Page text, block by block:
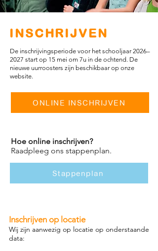
INSCHRIJVEN
De inschrijvingsperiode voor het schooljaar 2026–
2027 start op 15 mei om 7u in de ochtend. De
nieuwe uurroosters zijn beschikbaar op onze
website.
ONLINE INSCHRIJVEN
Hoe online inschrijven?
Raadpleeg ons stappenplan.
Stappenplan
Inschrijven op locatie
Wij zijn aanwezig op locatie op onderstaande
data: